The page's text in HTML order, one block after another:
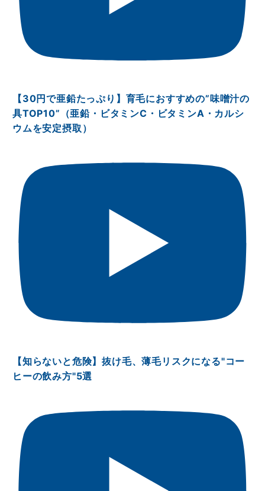
【30円で亜鉛たっぷり】育毛におすすめの”味噌汁の
具TOP10”（亜鉛・ビタミンⅭ・ビタミンA・カルシ
ウムを安定摂取）
【知らないと危険】抜け毛、薄毛リスクになる"コー
ヒーの飲み方"5選